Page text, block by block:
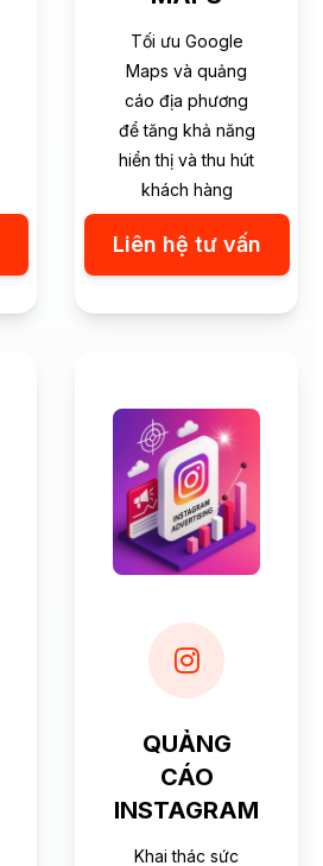
Tối ưu Google
Maps và quảng
cáo địa phương
để tăng khả năng
hiển thị và thu hút
khách hàng
Liên hệ tư vấn
QUẢNG
CÁO
INSTAGRAM
Khai thác sức